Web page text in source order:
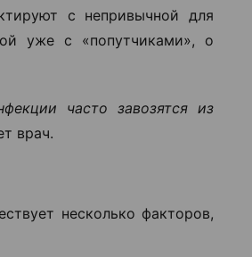
с непривычной для
уже с «попутчиками», о
часто завозятся из
врач.
несколько факторов,